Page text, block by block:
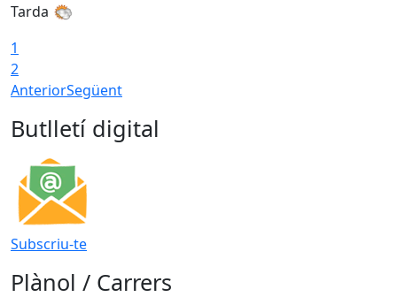
Tarda
1
2
AnteriorSegüent
Butlletí digital
Subscriu-te
Plànol / Carrers